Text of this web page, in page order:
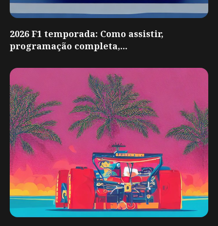
2026 F1 temporada: Como assistir,
programação completa,...